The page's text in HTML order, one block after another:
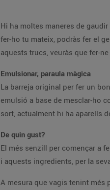
Hi ha moltes maneres de
fer-ho tu mateix, podràs fer el
aquests trucs, veuràs que fer-
Emulsionar, paraula màgica
La barreja original per fer un
emulsió a base de mesclar-ho
sort, actualment hi ha aparells
De quin gust?
El més senzill per començar a
i aquests ingredients, per la
A mesura que vagis tenint més